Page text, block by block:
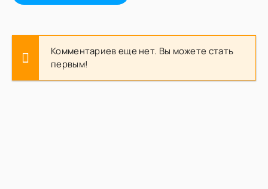
Комментариев еще нет. Вы можете стать
первым!